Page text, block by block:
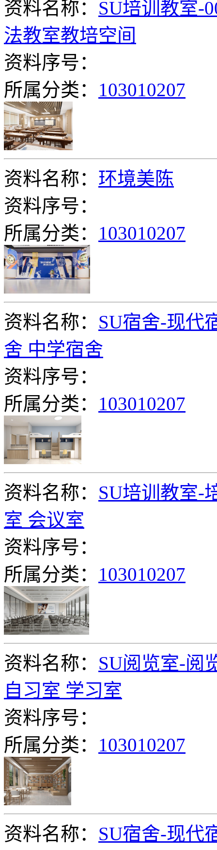
资料名称： SU培训教室-
法教室教培空间
资料序号：
所属分类： 103010207
资料名称： 环境美陈
资料序号：
所属分类： 103010207
资料名称： SU宿舍-现代
舍 中学宿舍
资料序号：
所属分类： 103010207
资料名称： SU培训教室-
室 会议室
资料序号：
所属分类： 103010207
资料名称： SU阅览室-阅
自习室 学习室
资料序号：
所属分类： 103010207
资料名称： SU宿舍-现代